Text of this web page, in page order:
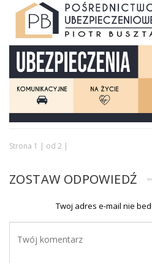
Strona 1 | od 2 |
ZOSTAW ODPOWIEDŹ
Twoj adres e-mail nie